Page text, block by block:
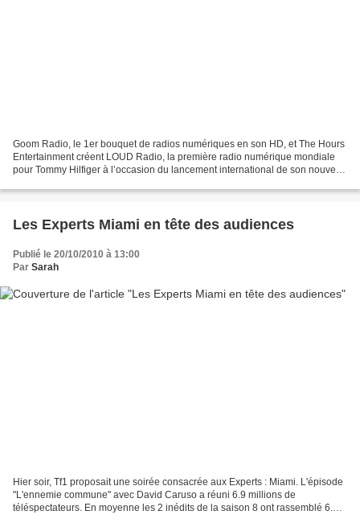
Goom Radio, le 1er bouquet de radios numériques en son HD, et The Hours
Entertainment créent LOUD Radio, la première radio numérique mondiale
pour Tommy Hilfiger à l’occasion du lancement international de son nouveau
Les Experts Miami en tête des audiences
Publié le 20/10/2010 à 13:00
Par Sarah
Hier soir, Tf1 proposait une soirée consacrée aux Experts : Miami. L'épisode
"L'ennemie commune" avec David Caruso a réuni 6.9 millions de
téléspectateurs. En moyenne les 2 inédits de la saison 8 ont rassemblé 6.7